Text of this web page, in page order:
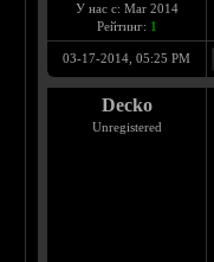
У нас с: Mar 2014
Рейтинг: 1
03-17-2014, 05:25 PM
Decko
Unregistered